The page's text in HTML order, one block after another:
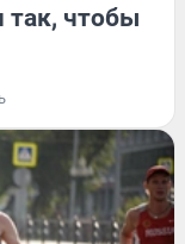
так, чтобы